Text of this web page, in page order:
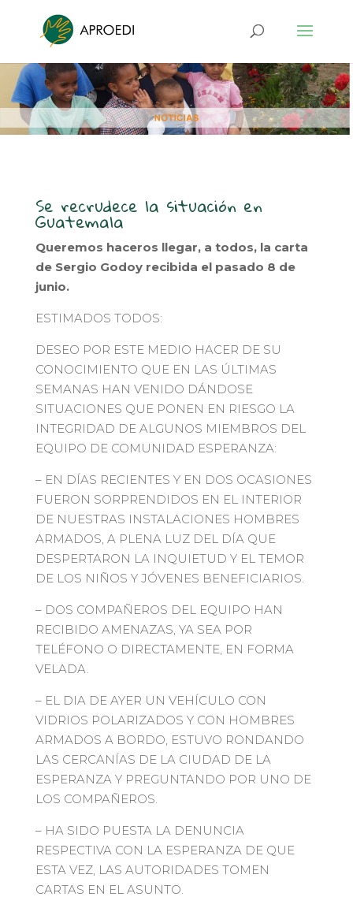
Se recrudece la situación en
Guatemala
Queremos haceros llegar, a todos, la carta
de Sergio Godoy recibida el pasado 8 de
junio.
ESTIMADOS TODOS:
DESEO POR ESTE MEDIO HACER DE SU
CONOCIMIENTO QUE EN LAS ÚLTIMAS
SEMANAS HAN VENIDO DÁNDOSE
SITUACIONES QUE PONEN EN RIESGO LA
INTEGRIDAD DE ALGUNOS MIEMBROS DEL
EQUIPO DE COMUNIDAD ESPERANZA:
– EN DÍAS RECIENTES Y EN DOS OCASIONES
FUERON SORPRENDIDOS EN EL INTERIOR
DE NUESTRAS INSTALACIONES HOMBRES
ARMADOS, A PLENA LUZ DEL DÍA QUE
DESPERTARON LA INQUIETUD Y EL TEMOR
DE LOS NIÑOS Y JÓVENES BENEFICIARIOS.
– DOS COMPAÑEROS DEL EQUIPO HAN
RECIBIDO AMENAZAS, YA SEA POR
TELÉFONO O DIRECTAMENTE, EN FORMA
VELADA.
– EL DIA DE AYER UN VEHÍCULO CON
VIDRIOS POLARIZADOS Y CON HOMBRES
ARMADOS A BORDO, ESTUVO RONDANDO
LAS CERCANÍAS DE LA CIUDAD DE LA
ESPERANZA Y PREGUNTANDO POR UNO DE
LOS COMPAÑEROS.
– HA SIDO PUESTA LA DENUNCIA
RESPECTIVA CON LA ESPERANZA DE QUE
ESTA VEZ, LAS AUTORIDADES TOMEN
CARTAS EN EL ASUNTO.